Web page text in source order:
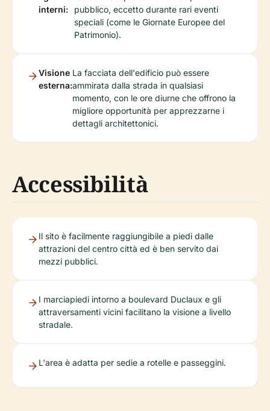
interni:
pubblico, eccetto durante rari eventi
speciali (come le Giornate Europee del
Patrimonio).
Visione
esterna:
La facciata dell'edificio può essere
ammirata dalla strada in qualsiasi
momento, con le ore diurne che offrono la
migliore opportunità per apprezzarne i
dettagli architettonici.
Accessibilità
Il sito è facilmente raggiungibile a piedi dalle
attrazioni del centro città ed è ben servito dai
mezzi pubblici.
I marciapiedi intorno a boulevard Duclaux e gli
attraversamenti vicini facilitano la visione a livello
stradale.
L'area è adatta per sedie a rotelle e passeggini.